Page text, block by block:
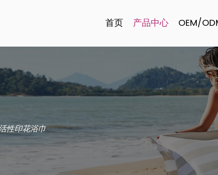
首页 产品中心 OEM/
性印花浴巾